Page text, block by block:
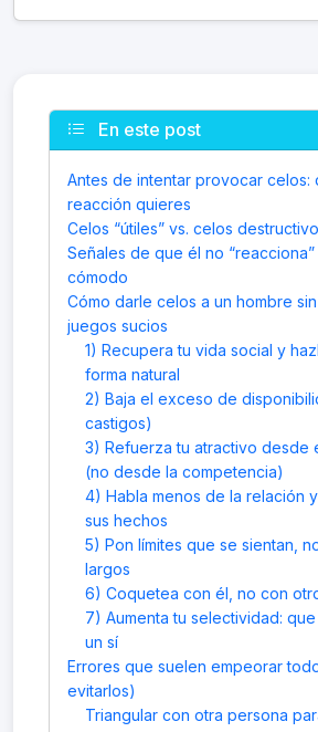
En este post
Antes de intentar provocar celos:
reacción quieres
Celos “útiles” vs. celos
Señales de que él no
cómodo
Cómo darle celos a un hombre
juegos sucios
1) Recupera tu vida social y
forma natural
2) Baja el exceso de
castigos)
3) Refuerza tu atractivo desde
(no desde la competencia)
4) Habla menos de la relación
sus hechos
5) Pon límites que se sientan,
largos
6) Coquetea con él, no con
7) Aumenta tu selectividad:
un sí
Errores que suelen empeorar
evitarlos)
Triangular con otra persona